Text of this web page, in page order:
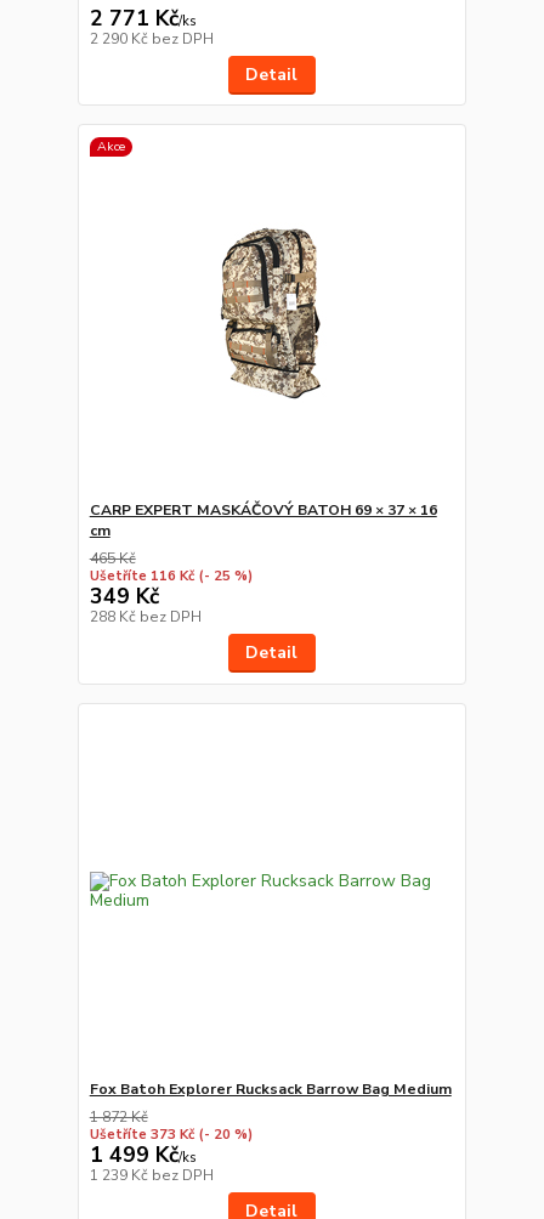
2 771 Kč/ks
2 290 Kč bez DPH
Detail
Akce
CARP EXPERT MASKÁČOVÝ BATOH 69 × 37 × 16
cm
465 Kč
Ušetříte 116 Kč (- 25 %)
349 Kč
288 Kč bez DPH
Detail
Fox Batoh Explorer Rucksack Barrow Bag Medium
1 872 Kč
Ušetříte 373 Kč (- 20 %)
1 499 Kč/ks
1 239 Kč bez DPH
Detail